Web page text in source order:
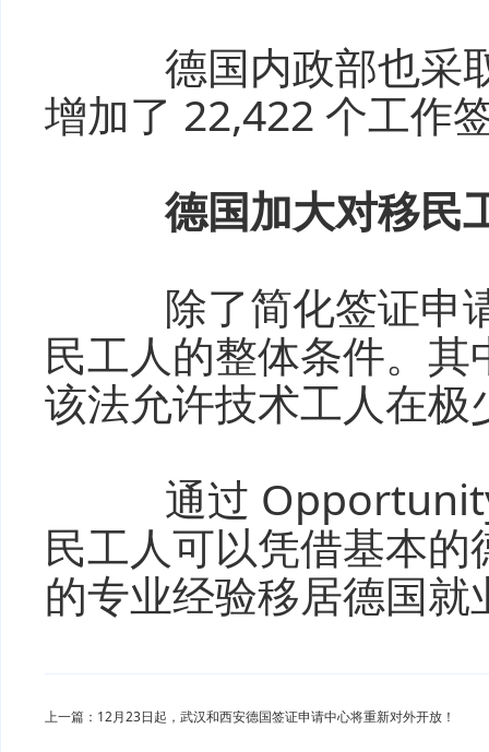
德国内政部也采
增加了 22,422 个工作
德国加大对移民
除了简化签证申
民工人的整体条件。
该法允许技术工人在
通过 Opportunity
民工人可以凭借基本
的专业经验移居德国就
上一篇：12月23日起，武汉和西安德国签证申请中心将重新对外开放！